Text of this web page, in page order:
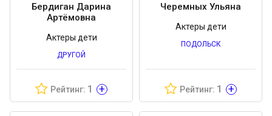
Бердиган Дарина
Артёмовна
Актеры дети
ДРУГОЙ
Рейтинг: 1 +
Черемных Ульяна
Актеры дети
ПОДОЛЬСК
Рейтинг: 1 +